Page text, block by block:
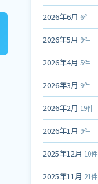
2026年6月 6件
2026年5月 9件
2026年4月 5件
2026年3月 9件
2026年2月 19件
2026年1月 9件
2025年12月 10件
2025年11月 21件